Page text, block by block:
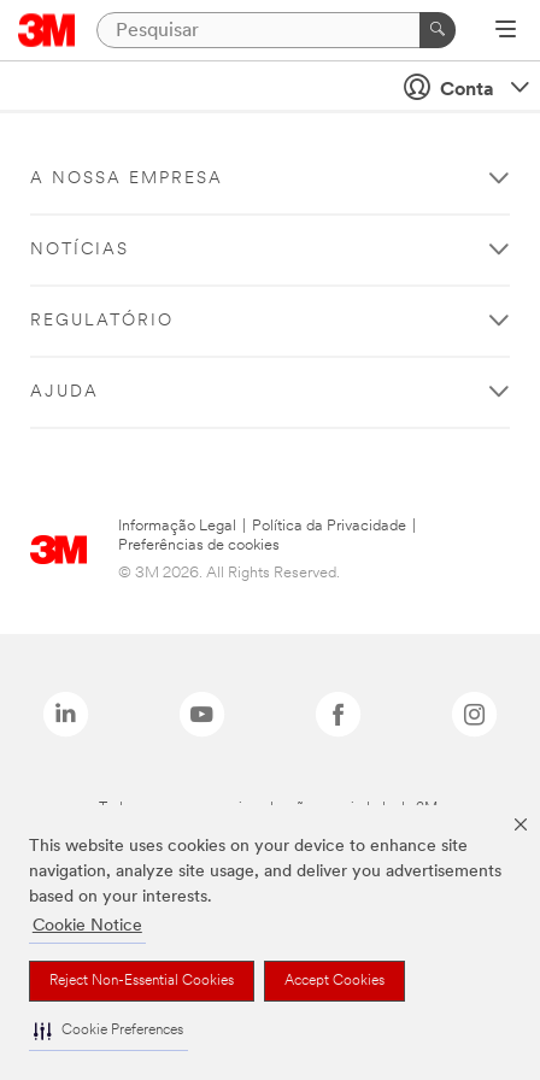
This website uses cookies on your device to enhance site
navigation, analyze site usage, and deliver you advertisements
based on your interests.
Cookie Notice
Reject Non-Essential Cookies Accept Cookies
Cookie Preferences
Conta
A NOSSA EMPRESA
NOTÍCIAS
REGULATÓRIO
AJUDA
Informação Legal Política da Privacidade
Preferências de cookies
© 3M 2026. All Rights Reserved.
Todas as marcas mencionadas são propriedade da 3M.